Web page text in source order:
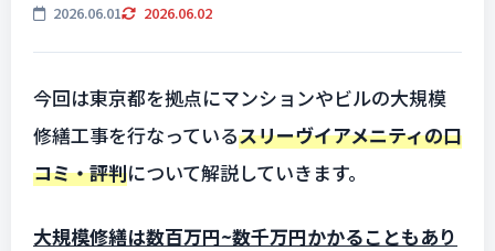
2026.06.01 2026.06.02
今回は東京都を拠点にマンションやビルの大規模
修繕工事を行なっているスリーヴイアメニティの口
コミ・評判について解説していきます。
大規模修繕は数百万円~数千万円かかることもあり